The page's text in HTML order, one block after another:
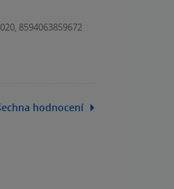
8594063859672
hodnocení